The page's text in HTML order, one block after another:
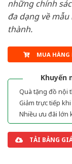
những chính
đa dạng về
thành.
MUA HÀNG
Khuyến
Quà tặng đồ nội
Giảm trực tiếp
Nhiều ưu đãi lớn
TẢI BẢNG